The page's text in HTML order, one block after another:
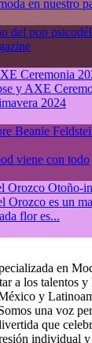
en nuestro
del pop
Ceremonia
y AXE
2024
Beanie
viene con todo
Orozco Otoño-
Orozco es un
flor es...
en
a los talentos y
y
una voz
que
individual